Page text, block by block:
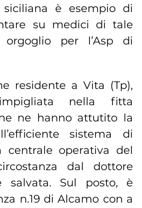
è esempio di
su medici di tale
per l’Asp di
residente a Vita (Tp),
nella fitta
ne hanno attutito la
sistema di
centrale operativa del
dal dottore
salvata. Sul posto, è
n.19 di Alcamo con a